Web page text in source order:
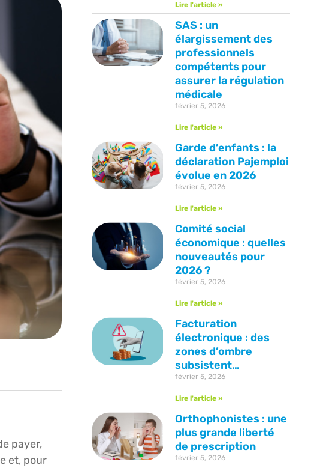
payer,
et, pour
Lire l'article »
SAS : un
élargissement des
professionnels
compétents pour
assurer la régulation
médicale
février 5, 2026
Lire l'article »
Garde d’enfants : la
déclaration Pajemploi
évolue en 2026
février 5, 2026
Lire l'article »
Comité social
économique : quelles
nouveautés pour
2026 ?
février 5, 2026
Lire l'article »
Facturation
électronique : des
zones d’ombre
subsistent…
février 5, 2026
Lire l'article »
Orthophonistes : une
plus grande liberté
de prescription
février 5, 2026